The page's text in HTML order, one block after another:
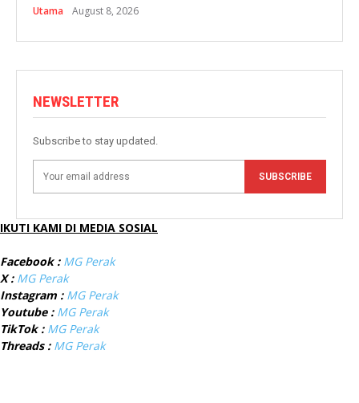
Utama August 8, 2026
NEWSLETTER
Subscribe to stay updated.
SUBSCRIBE
IKUTI KAMI DI MEDIA SOSIAL
Facebook : MG Perak
X : MG Perak
Instagram : MG Perak
Youtube : MG Perak
TikTok : MG Perak
Threads : MG Perak